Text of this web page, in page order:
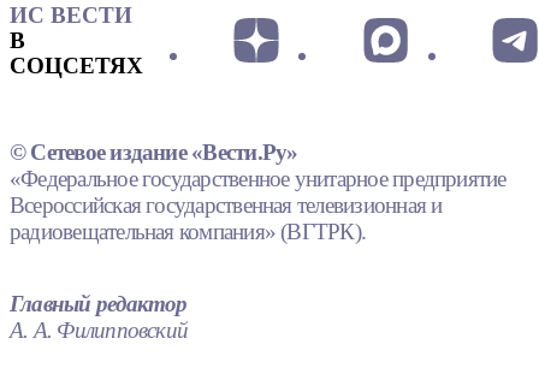
ИС ВЕСТИ
В
СОЦСЕТЯХ
© Сетевое издание «Вести.Ру»
«Федеральное государственное унитарное предприятие
Всероссийская государственная телевизионная и
радиовещательная компания» (ВГТРК).
Главный редактор
А. А. Филипповский